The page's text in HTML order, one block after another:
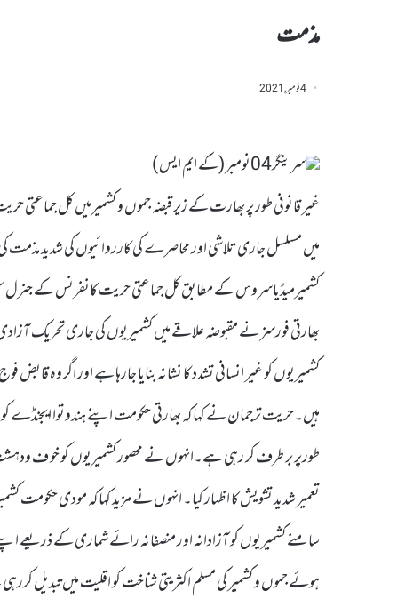
مذمت
4 نومبر, 2021
سرینگر04نومبر (کے ایم ایس )
غیر قانونی طور پر بھارت کے زیر قبضہ جموں و کشمیرمیں کل
میں مسلسل جاری تلاشی اور محاصرے کی کارروائیوں کی شدید
کشمیرمیڈیاسروس کے مطابق کل جماعتی حریت کانفرنس کے جنرل
بھارتی فورسز نے مقبوضہ علاقے میں کشمیریوں کی جاری تحریک
کشمیریوں کو غیر انسانی تشدد کا نشانہ بنایا جارہا ہے اور اگر وہ
ہیں۔حریت ترجمان نے کہا کہ بھارتی حکومت اپنے ہندوتوا ایجنڈے
طورپر بر طرف کر رہی ہے۔انہوں نے محصور کشمیریوں کو خو ف
تعمیر شدید تشویش کا اظہار کیا۔ انہوں نے مزید کہا کہ مودی
سامنے کشمیریوں کو آزادانہ اور منصفانہ رائے شماری کے
ہوئے جموں و کشمیر کی مسلم اکثریتی شناخت کو اقلیت میں تبدیل